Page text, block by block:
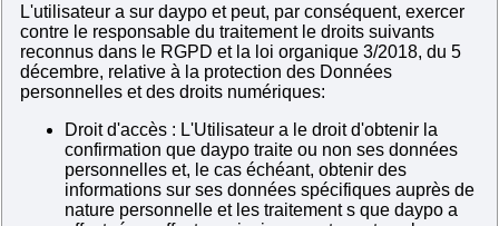
L'utilisateur a sur daypo et peut, par conséquent, exercer
contre le responsable du traitement le droits suivants
reconnus dans le RGPD et la loi organique 3/2018, du 5
décembre, relative à la protection des Données
personnelles et des droits numériques:
Droit d'accès : L'Utilisateur a le droit d'obtenir la
confirmation que daypo traite ou non ses données
personnelles et, le cas échéant, obtenir des
informations sur ses données spécifiques auprès de
nature personnelle et les traitement s que daypo a